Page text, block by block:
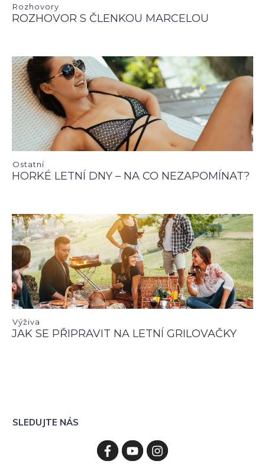
Rozhovory
ROZHOVOR S ČLENKOU MARCELOU
Ostatní
HORKÉ LETNÍ DNY – NA CO NEZAPOMÍNAT?
Výživa
JAK SE PŘIPRAVIT NA LETNÍ GRILOVAČKY
SLEDUJTE NÁS